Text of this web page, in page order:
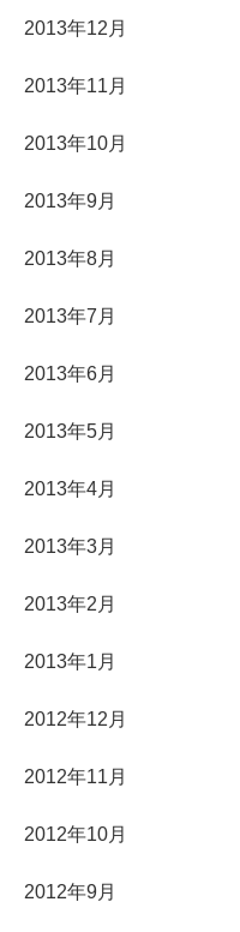
2013年12月
2013年11月
2013年10月
2013年9月
2013年8月
2013年7月
2013年6月
2013年5月
2013年4月
2013年3月
2013年2月
2013年1月
2012年12月
2012年11月
2012年10月
2012年9月